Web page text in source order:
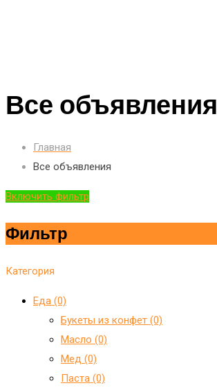
Все объявления
Главная
Все объявления
Включить фильтр
Фильтр
Категория
Еда (0)
Букеты из конфет (0)
Масло (0)
Мед (0)
Паста (0)